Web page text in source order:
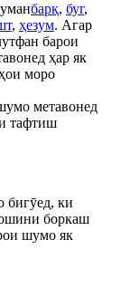
барқ, буг,
, ҳезум. Агар
барои
ҳар як
моро
метавонед
тафтиш
бигӯед, ки
боркаш
шумо як